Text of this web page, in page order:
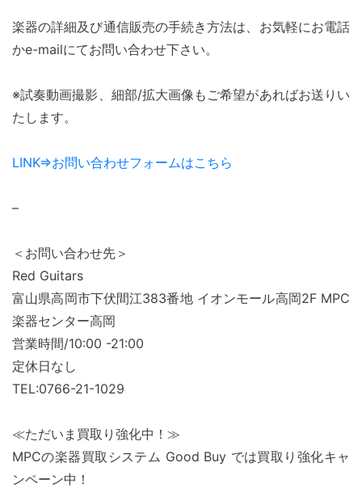
楽器の詳細及び通信販売の手続き方法は、お気軽にお電話
かe-mailにてお問い合わせ下さい。
※試奏動画撮影、細部/拡大画像もご希望があればお送りい
たします。
LINK⇒お問い合わせフォームはこちら
–
＜お問い合わせ先＞
Red Guitars
富山県高岡市下伏間江383番地 イオンモール高岡2F MPC
楽器センター高岡
営業時間/10:00 -21:00
定休日なし
TEL:0766-21-1029
≪ただいま買取り強化中！≫
MPCの楽器買取システム Good Buy では買取り強化キャ
ンペーン中！